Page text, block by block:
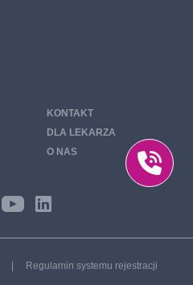
KONTAKT
DLA LEKARZA
O NAS
Regulamin systemu rejestracji